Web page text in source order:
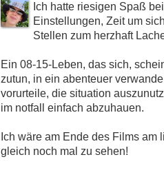
Ich hatte riesigen Spaß
Einstellungen, Zeit um
Stellen zum herzhaft
Ein 08-15-Leben, das sich,
zutun, in ein abenteuer
vorurteile, die situation
im notfall einfach abzuhauen.
Ich wäre am Ende des Films
gleich noch mal zu sehen!